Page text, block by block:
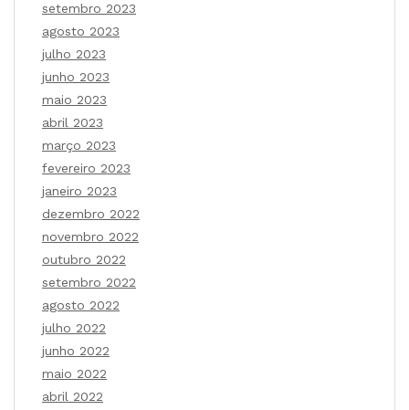
setembro 2023
agosto 2023
julho 2023
junho 2023
maio 2023
abril 2023
março 2023
fevereiro 2023
janeiro 2023
dezembro 2022
novembro 2022
outubro 2022
setembro 2022
agosto 2022
julho 2022
junho 2022
maio 2022
abril 2022